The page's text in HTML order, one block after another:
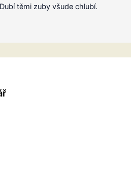
těmi zuby všude chlubí.